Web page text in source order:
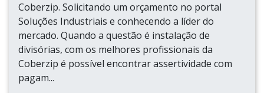
Coberzip. Solicitando um orçamento no portal
Soluções Industriais e conhecendo a líder do
mercado. Quando a questão é instalação de
divisórias, com os melhores profissionais da
Coberzip é possível encontrar assertividade com
pagam...